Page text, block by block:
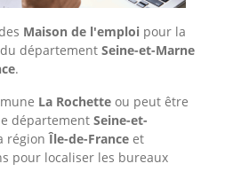
Maison de l'emploi pour la
du département Seine-et-Marne
.
La Rochette ou peut être
département Seine-et-
régionÎle-de-France et
pour localiser les bureaux